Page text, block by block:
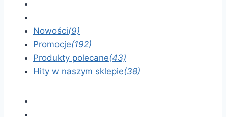
Nowości(9)
Promocje(192)
Produkty polecane(43)
Hity w naszym sklepie(38)